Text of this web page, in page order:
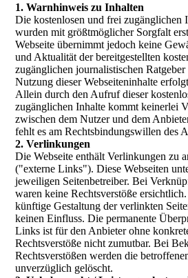
1. Warnhinweis zu Inhalten
Die kostenlosen und frei zugänglichen
wurden mit größtmöglicher Sorgfalt
Webseite übernimmt jedoch keine
und Aktualität der bereitgestellten
zugänglichen journalistischen
Nutzung dieser Webseiteninhalte
Allein durch den Aufruf dieser
zugänglichen Inhalte kommt keinerlei
zwischen dem Nutzer und dem
fehlt es am Rechtsbindungswillen des
2. Verlinkungen
Die Webseite enthält Verlinkungen zu
("externe Links"). Diese Webseiten
jeweiligen Seitenbetreiber. Bei
waren keine Rechtsverstöße
künftige Gestaltung der verlinkten
keinen Einfluss. Die permanente
Links ist für den Anbieter ohne
Rechtsverstöße nicht zumutbar. Bei
Rechtsverstößen werden die
unverzüglich gelöscht.